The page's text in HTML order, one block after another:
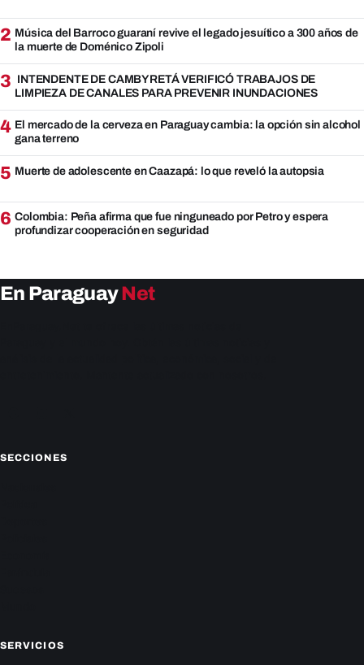
2 Música del Barroco guaraní revive el legado jesuítico a 300 años de
la muerte de Doménico Zipoli
3 INTENDENTE DE CAMBYRETÁ VERIFICÓ TRABAJOS DE
LIMPIEZA DE CANALES PARA PREVENIR INUNDACIONES
4 El mercado de la cerveza en Paraguay cambia: la opción sin alcohol
gana terreno
5 Muerte de adolescente en Caazapá: lo que reveló la autopsia
6 Colombia: Peña afirma que fue ninguneado por Petro y espera
profundizar cooperación en seguridad
En ParaguayNet
SECCIONES
SERVICIOS